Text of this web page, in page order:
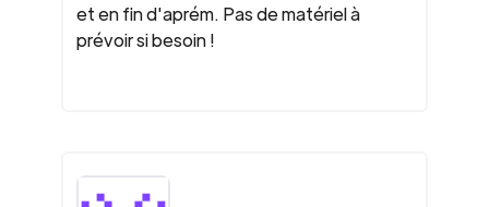
et en fin d'aprém. Pas de matériel à
prévoir si besoin !